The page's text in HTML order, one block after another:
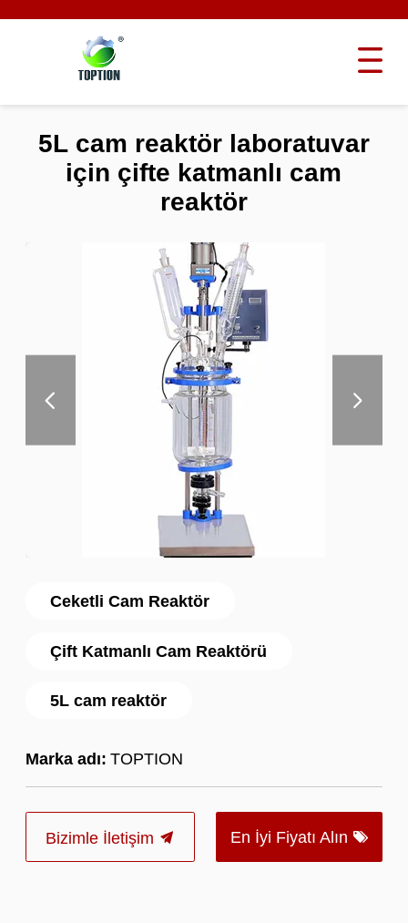
Ceketli Cam Reaktör
Çift Katmanlı Cam Reaktörü
5L cam reaktör
Marka adı: TOPTION
Bizimle İletişim En İyi Fiyatı Alın
5L cam reaktör laboratuvar
için çifte katmanlı cam
reaktör